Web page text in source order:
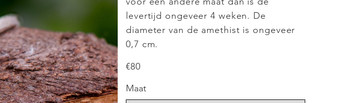
levertijd ongeveer 4 weken. De
diameter van de amethist is ongeveer
0,7 cm.
€80
Maat